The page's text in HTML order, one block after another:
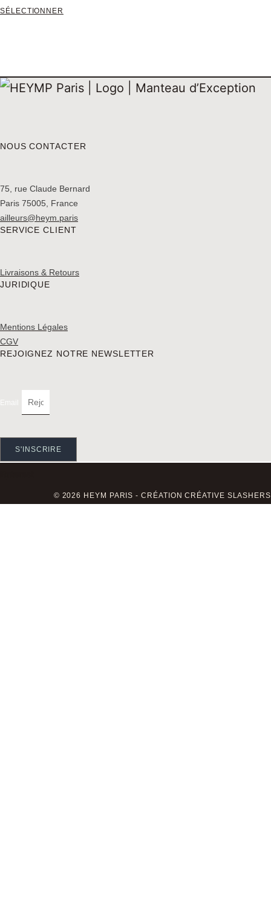
SÉLECTIONNER
NOUS CONTACTER
75, rue Claude Bernard
Paris 75005, France
ailleurs@heym.paris
SERVICE CLIENT
Livraisons & Retours
JURIDIQUE
Mentions Légales
CGV
REJOIGNEZ NOTRE NEWSLETTER
Email
S'INSCRIRE
© 2026 HEYM PARIS - CRÉATION CRÉATIVE SLASHERS